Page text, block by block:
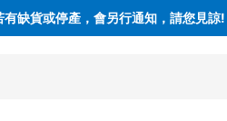
缺貨或停產，會另行通知，請您見諒!